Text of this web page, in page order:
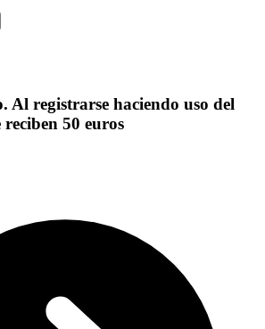
Al registrarse haciendo uso del
reciben 50 euros